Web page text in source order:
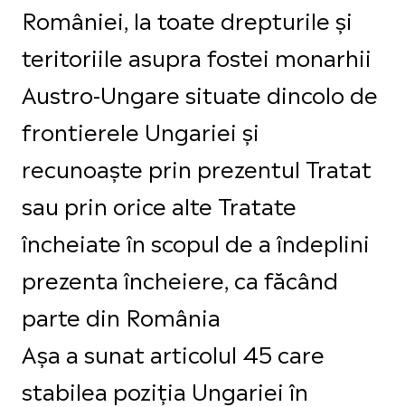
României, la toate drepturile și
teritoriile asupra fostei monarhii
Austro-Ungare situate dincolo de
frontierele Ungariei și
recunoaște prin prezentul Tratat
sau prin orice alte Tratate
încheiate în scopul de a îndeplini
prezenta încheiere, ca făcând
parte din România
Așa a sunat articolul 45 care
stabilea poziția Ungariei în